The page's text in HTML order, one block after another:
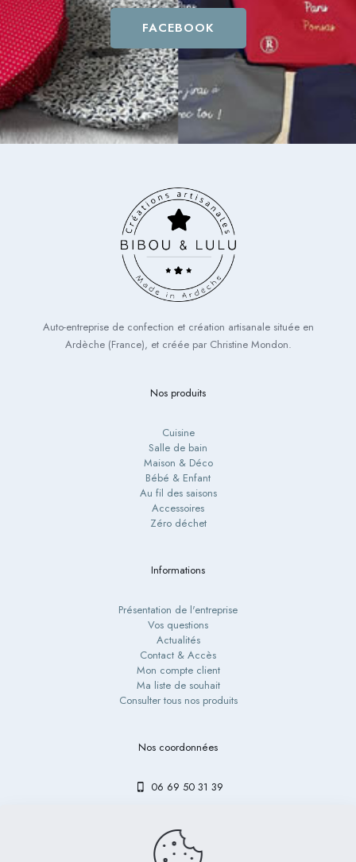
FACEBOOK
Auto-entreprise de confection et création artisanale située en
Ardèche (France), et créée par Christine Mondon.
Nos produits
Cuisine
Salle de bain
Maison & Déco
Bébé & Enfant
Au fil des saisons
Accessoires
Zéro déchet
Informations
Présentation de l'entreprise
Vos questions
Actualités
Contact & Accès
Mon compte client
Ma liste de souhait
Consulter tous nos produits
Nos coordonnées
06 69 50 31 39